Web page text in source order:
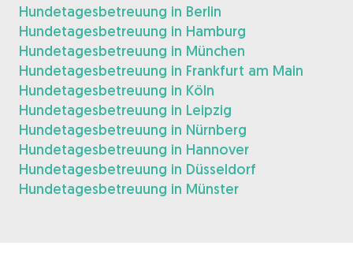
Hundetagesbetreuung in Berlin
Hundetagesbetreuung in Hamburg
Hundetagesbetreuung in München
Hundetagesbetreuung in Frankfurt am Main
Hundetagesbetreuung in Köln
Hundetagesbetreuung in Leipzig
Hundetagesbetreuung in Nürnberg
Hundetagesbetreuung in Hannover
Hundetagesbetreuung in Düsseldorf
Hundetagesbetreuung in Münster